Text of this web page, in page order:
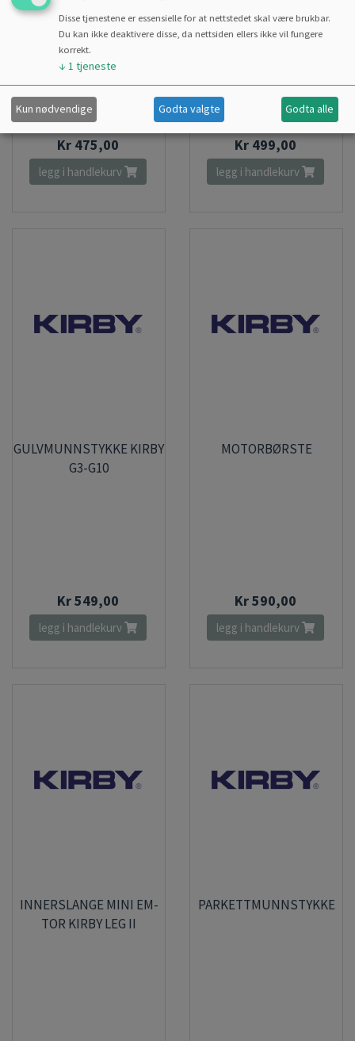
G10
Kr 475,00
legg i handlekurv
Kr 499,00
legg i handlekurv
GULVMUNNSTYKKE KIRBY
G3-G10
Kr 549,00
legg i handlekurv
MOTORBØRSTE
Kr 590,00
legg i handlekurv
INNERSLANGE MINI EM-
TOR KIRBY LEG II
PARKETTMUNNSTYKKE
Disse tjenestene er essensielle for at nettstedet skal være brukbar.
Du kan ikke deaktivere disse, da nettsiden ellers ikke vil fungere
korrekt.
↓ 1 tjeneste
Kun nødvendige Godta valgte Godta alle